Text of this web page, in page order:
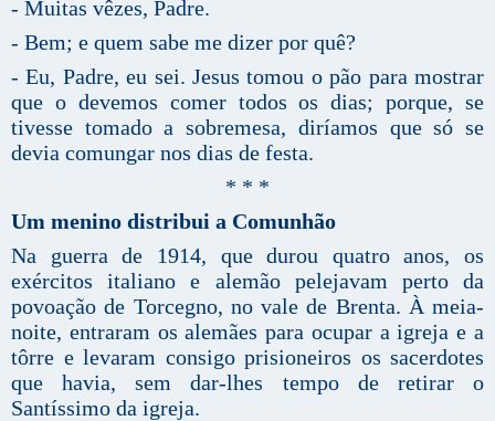
- Muitas vêzes, Padre.
- Bem; e quem sabe me dizer por quê?
- Eu, Padre, eu sei. Jesus tomou o pão para mostrar
que o devemos comer todos os dias; porque, se
tivesse tomado a sobremesa, diríamos que só se
devia comungar nos dias de festa.
* * *
Um menino distribui a Comunhão
Na guerra de 1914, que durou quatro anos, os
exércitos italiano e alemão pelejavam perto da
povoação de Torcegno, no vale de Brenta. À meia-
noite, entraram os alemães para ocupar a igreja e a
tôrre e levaram consigo prisioneiros os sacerdotes
que havia, sem dar-lhes tempo de retirar o
Santíssimo da igreja.